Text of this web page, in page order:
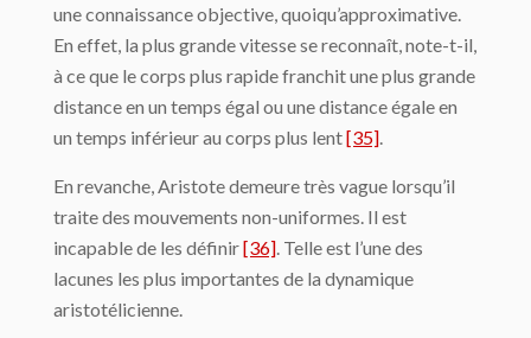
une connaissance objective, quoi­qu’approximative.
En effet, la plus grande vitesse se reconnaît, note-t-il,
à ce que le corps plus rapide franchit une plus grande
distance en un temps égal ou une distance égale en
un temps inférieur au corps plus lent[35].
En revanche, Aristote demeure très vague lorsqu’il
traite des mouvements non-uni­formes. Il est
incapable de les définir[36]. Telle est l’une des
lacunes les plus importantes de la dynamique
aristotélicienne.